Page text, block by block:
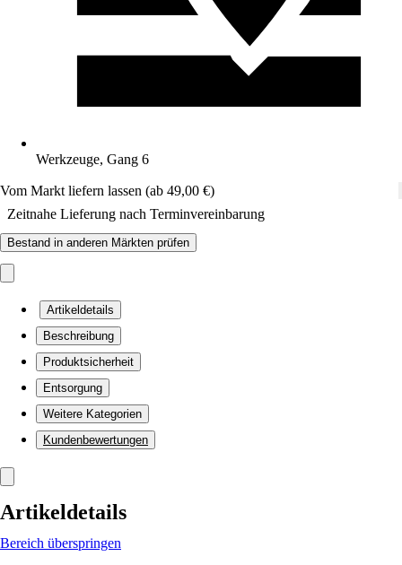
Werkzeuge, Gang 6
Vom Markt liefern lassen (ab 49,00 €)
Zeitnahe Lieferung nach Terminvereinbarung
Bestand in anderen Märkten prüfen
Artikeldetails
Beschreibung
Produktsicherheit
Entsorgung
Weitere Kategorien
Kundenbewertungen
Artikeldetails
Bereich überspringen